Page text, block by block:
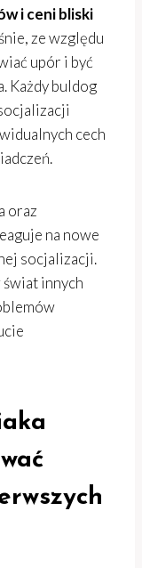
i ceni bliski
ze względu
upór i być
Każdy buldog
cech
oraz
na nowe
socjalizacji.
innych